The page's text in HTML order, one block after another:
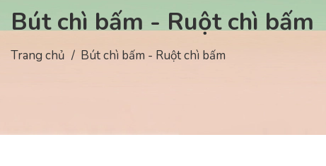
Bút chì bấm - Ruột chì bấm
Trang chủ Bút chì bấm - Ruột chì bấm